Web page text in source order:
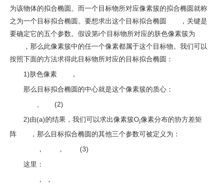
为该物体的拟合椭圆。而一个目标物所对应像素簇的拟合椭圆就称
之为一个目标拟合椭圆。要想求出这个目标拟合椭圆
，关键是
要确定它的五个参数。假设第i个目标物所对应的肤色像素簇为
，那么此像素簇中的任一个像素都属于这个目标物。我们可以
按照下面的方法求得此目标物所对应的目标拟合椭圆：
1)肤色像素
，
那么目标拟合椭圆的中心就是这个像素簇的质心：
(2)
2)由(a)的结果，我们可以求出像素簇Oi像素分布的协方差矩
阵
，那么目标拟合椭圆的其他三个参数可被定义为：
，
，
(3)
这里：
， ，